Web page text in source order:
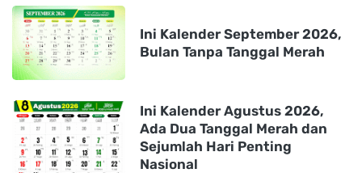
Ini Kalender September 2026,
Bulan Tanpa Tanggal Merah
Ini Kalender Agustus 2026,
Ada Dua Tanggal Merah dan
Sejumlah Hari Penting
Nasional